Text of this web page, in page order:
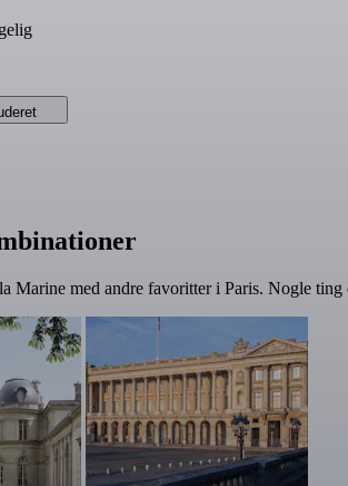
Marine med andre favoritter i Paris. Nogle ting